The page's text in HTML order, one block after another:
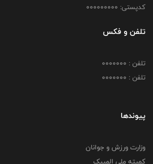
کدپستی: 000000000
تلفن و فکس
تلفن : 0000000
تلفن : 0000000
پیوندها
وزارت ورزش و جوانان